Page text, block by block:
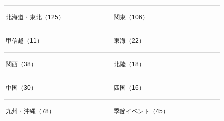
北海道・東北（125） 関東（106）
甲信越（11） 東海（22）
関西（38） 北陸（18）
中国（30） 四国（16）
九州・沖縄（78） 季節イベント（45）